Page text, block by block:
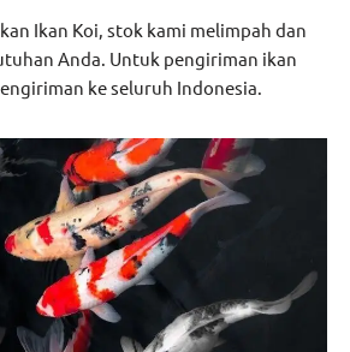
Ikan Koi, stok kami melimpah dan
Anda. Untuk pengiriman ikan
ke seluruh Indonesia.